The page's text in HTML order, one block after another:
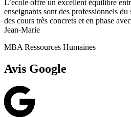
L’école offre un excellent équilibre
enseignants sont des professionnels
des cours très concrets et en phase
Jean-Marie
MBA Ressources Humaines
Avis Google